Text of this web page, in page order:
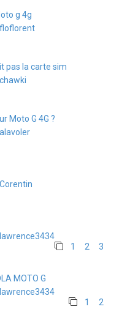
g 4g
floflorent
pas la carte sim
chawki
Moto G 4G ?
alavoler
Corentin
lawrence3434
1 2 3
MOTO G
lawrence3434
1 2